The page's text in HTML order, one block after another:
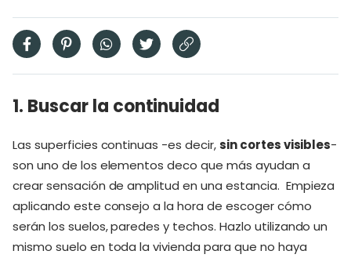
1. Buscar la continuidad
Las superficies continuas -es decir,sin cortes visibles-
son uno de los elementos deco que más ayudan a
crear sensación de amplitud en una estancia. Empieza
aplicando este consejo a la hora de escoger cómo
serán los suelos, paredes y techos. Hazlo utilizando un
mismo suelo en toda la vivienda para que no haya